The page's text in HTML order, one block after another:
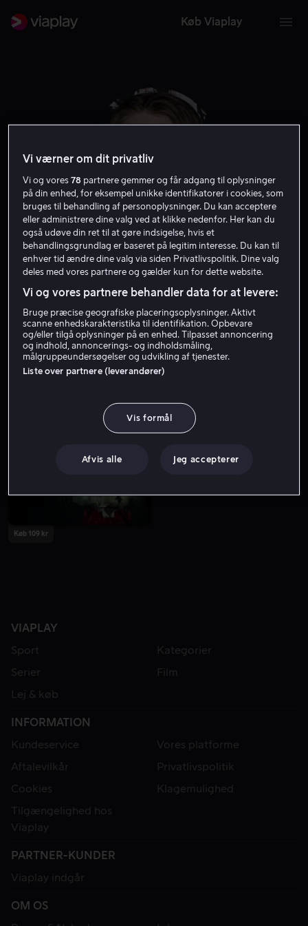
Køb Viaplay
Roger Dale Floyd
Fra 59 kr
Køb 109 kr
VIAPLAY
Sport
Kategorier
Serier
Film
Lej & køb
INFORMATION
Kundeservice
Vores platforme
Aftalevilkår
Privatlivspolitik
Cookies
Klagemulighed
Tilgængelighed hos
Viaplay
PARTNER-KUNDER
Viaplay indgår
OM OS
Vi værner om dit privatliv
Vi og vores78 partnere gemmer og får adgang til oplysninger
på din enhed, for eksempel unikke identifikatorer i cookies, som
bruges til behandling af personoplysninger. Du kan acceptere
eller administrere dine valg ved at klikke nedenfor. Her kan du
også udøve din ret til at gøre indsigelse, hvis et
behandlingsgrundlag er baseret på legitim interesse. Du kan til
enhver tid ændre dine valg via siden Privatlivspolitik. Dine valg
deles med vores partnere og gælder kun for dette website.
Vi og vores partnere behandler data for at levere:
Bruge præcise geografiske placeringsoplysninger. Aktivt
scanne enhedskarakteristika til identifikation. Opbevare
og/eller tilgå oplysninger på en enhed. Tilpasset annoncering
og indhold, annoncerings- og indholdsmåling,
målgruppeundersøgelser og udvikling af tjenester.
Liste over partnere (leverandører)
Vis formål
Afvis alle Jeg accepterer